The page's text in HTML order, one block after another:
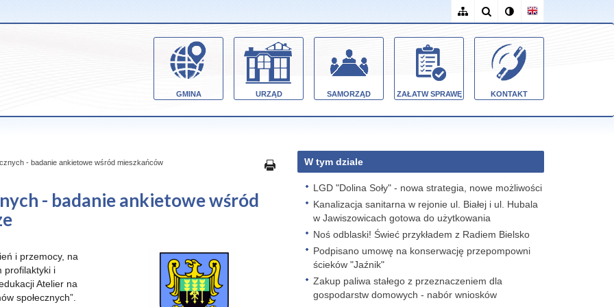
GMINA URZĄD SAMORZĄD ZAŁATW SPRAWĘ KONTAKT
- badanie ankietowe wśród mieszkańców
- badanie ankietowe wśród
i przemocy, na
profilaktyki i
Atelier na
społecznych”.
W tym dziale
LGD "Dolina Soły" - nowa strategia, nowe możliwości
Kanalizacja sanitarna w rejonie ul. Białej i ul. Hubala
w Jawiszowicach gotowa do użytkowania
Noś odblaski! Świeć przykładem z Radiem Bielsko
Podpisano umowę na konserwację przepompowni
ścieków "Jaźnik"
Zakup paliwa stałego z przeznaczeniem dla
gospodarstw domowych - nabór wniosków